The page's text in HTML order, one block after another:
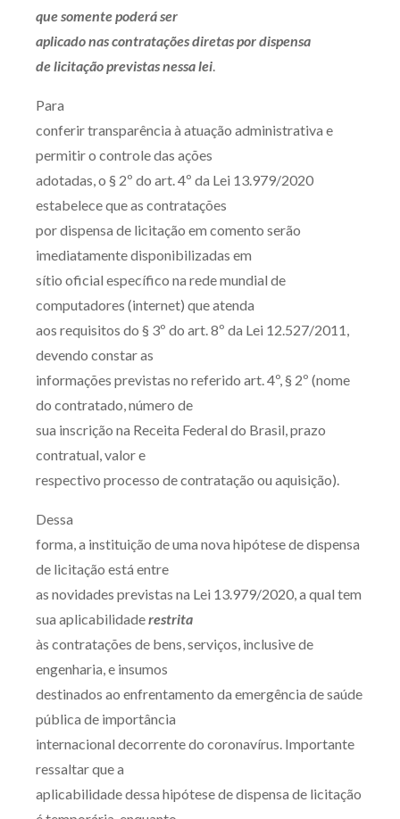
que somente poderá ser
aplicado nas contratações diretas pordispensa
de licitação previstas nessa lei
Para
conferir transparência à atuação administrativa e
permitir o controle das ações
adotadas, o § 2º do art. 4º da Lei 13.979/2020
estabelece que as contratações
por dispensa de licitação em comento serão
imediatamente disponibilizadas em
sítio oficial específico na rede mundial de
computadores (internet) que atenda
aos requisitos do § 3º do art. 8º da Lei 12.527/2011,
devendo constar as
informações previstas no referido art. 4º, § 2º (nome
do contratado, número de
sua inscrição na Receita Federal do Brasil, prazo
contratual, valor e
respectivo processo de contratação ou aquisição).
Dessa
forma, a instituição de uma nova hipótese de dispensa
de licitação está entre
as novidades previstas na Lei 13.979/2020, a qual tem
sua aplicabilidaderestrita
às contratações de bens, serviços, inclusive de
engenharia, e insumos
destinados ao enfrentamento da emergência de saúde
pública de importância
internacional decorrente do coronavírus. Importante
ressaltar que a
aplicabilidade dessa hipótese de dispensa de licitação